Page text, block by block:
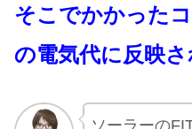
そこでかかった
の電気代に反映さ